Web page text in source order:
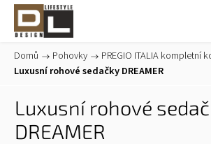
Domů / Pohovky / PREGIO ITALIA kompletní
Luxusní rohové sedačky DREAMER
Luxusní rohové
DREAMER